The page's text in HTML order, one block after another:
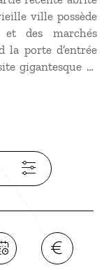
ville possède
des marchés
la porte d’entrée
gigantesque se
La ville est